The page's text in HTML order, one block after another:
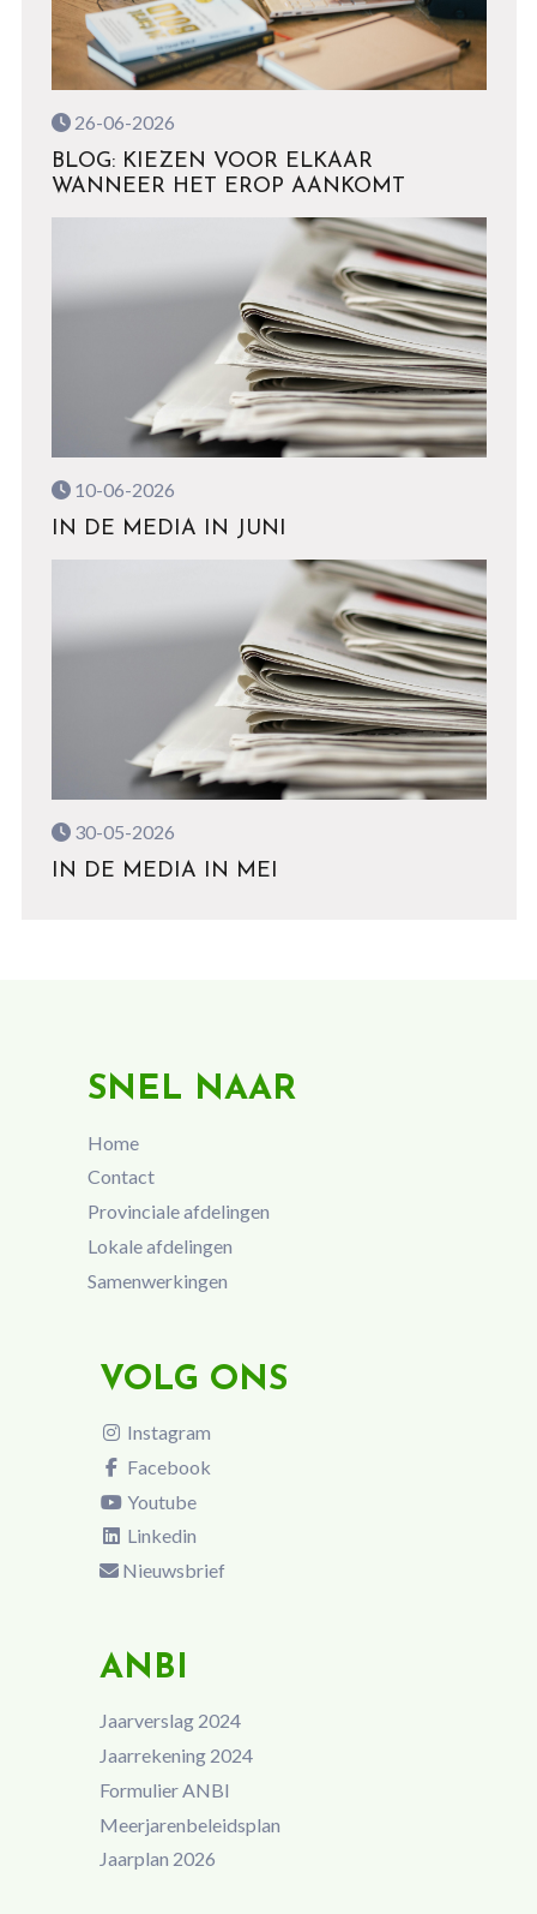
26-06-2026
BLOG: KIEZEN VOOR ELKAAR
WANNEER HET EROP AANKOMT
10-06-2026
IN DE MEDIA IN JUNI
30-05-2026
IN DE MEDIA IN MEI
SNEL NAAR
Home
Contact
Provinciale afdelingen
Lokale afdelingen
Samenwerkingen
VOLG ONS
Instagram
Facebook
Youtube
Linkedin
Nieuwsbrief
ANBI
Jaarverslag 2024
Jaarrekening 2024
Formulier ANBI
Meerjarenbeleidsplan
Jaarplan 2026